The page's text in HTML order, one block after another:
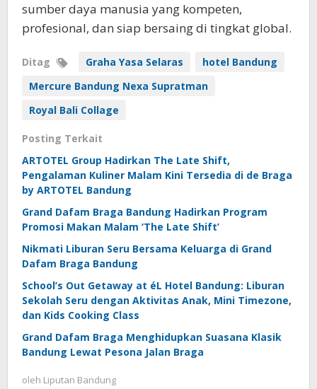
sumber daya manusia yang kompeten,
profesional, dan siap bersaing di tingkat global.
Ditag Graha Yasa Selaras
hotel Bandung
Mercure Bandung Nexa Supratman
Royal Bali Collage
Posting Terkait
ARTOTEL Group Hadirkan The Late Shift,
Pengalaman Kuliner Malam Kini Tersedia di de Braga
by ARTOTEL Bandung
Grand Dafam Braga Bandung Hadirkan Program
Promosi Makan Malam ‘The Late Shift’
Nikmati Liburan Seru Bersama Keluarga di Grand
Dafam Braga Bandung
School’s Out Getaway at éL Hotel Bandung: Liburan
Sekolah Seru dengan Aktivitas Anak, Mini Timezone,
dan Kids Cooking Class
Grand Dafam Braga Menghidupkan Suasana Klasik
Bandung Lewat Pesona Jalan Braga
oleh Liputan Bandung